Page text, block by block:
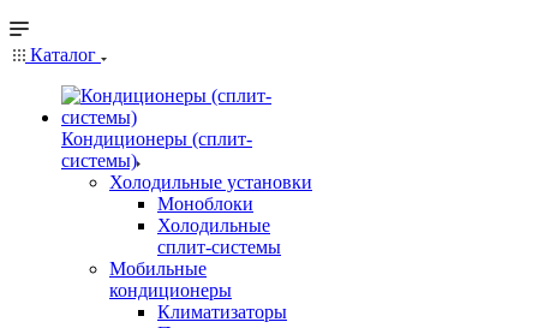
Каталог
Кондиционеры (сплит-
системы)
Холодильные установки
Моноблоки
Холодильные
сплит-системы
Мобильные
кондиционеры
Климатизаторы